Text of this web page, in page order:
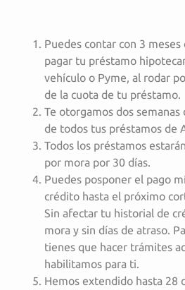
Puedes contar con 3
pagar tu préstamo
vehículo o Pyme, al rodar
de la cuota de tu préstamo.
Te otorgamos dos semanas
de todos tus préstamos de
Todos los préstamos
por mora por 30 días.
Puedes posponer el pago
crédito hasta el próximo
Sin afectar tu historial de
mora y sin días de atraso.
tienes que hacer trámites
habilitamos para ti.
Hemos extendido hasta 28